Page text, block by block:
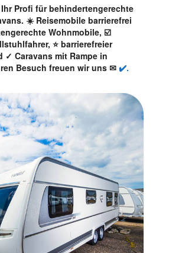
Ihr Profi für behindertengerechte
☀️ Reisemobile barrierefrei
Wohnmobile, ☑️
⭐ barrierefreier
✓ Caravans mit Rampe in
Besuch freuen wir uns ✉ ✔️.